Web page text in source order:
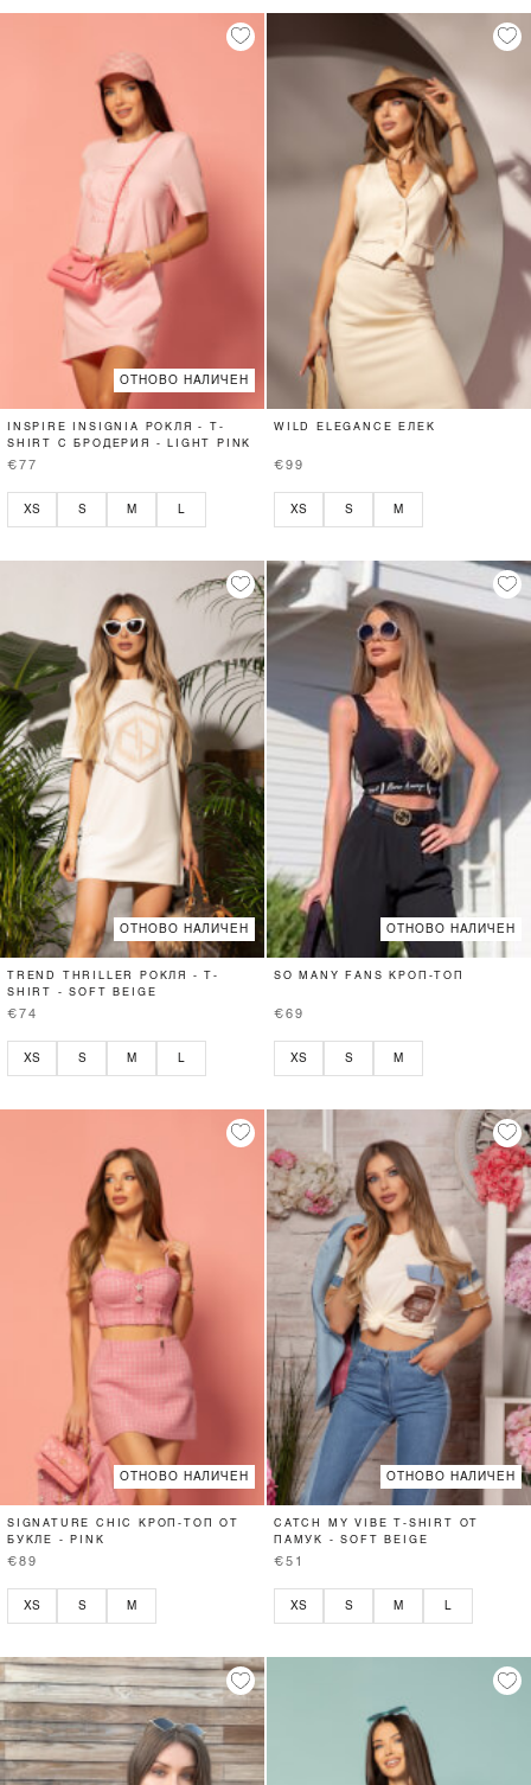
ОТНОВО НАЛИЧЕН
INSPIRE INSIGNIA РОКЛЯ - T-
SHIRT С БРОДЕРИЯ - LIGHT PINK
€77
XS S M L
WILD ELEGANCE ЕЛЕК
€99
XS S M
ОТНОВО НАЛИЧЕН
TREND THRILLER РОКЛЯ - T-
SHIRT - SOFT BEIGE
€74
XS S M
ОТНОВО НАЛИЧЕН
SO MANY FANS КРОП-ТОП
€69
XS S M
ОТНОВО НАЛИЧЕН
SIGNATURE CHIC КРОП-ТОП ОТ
БУКЛЕ - PINK
€89
XS S M
ОТНОВО НАЛИЧЕН
CATCH MY VIBE T-SHIRT ОТ
ПАМУК - SOFT BEIGE
€51
XS S M L